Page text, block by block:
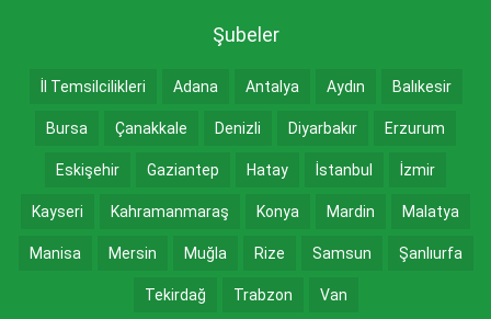
Şubeler
İl Temsilcilikleri Adana Antalya Aydın Balıkesir
Bursa Çanakkale Denizli Diyarbakır Erzurum
Eskişehir Gaziantep Hatay İstanbul İzmir
Kayseri Kahramanmaraş Konya Mardin Malatya
Manisa Mersin Muğla Rize Samsun Şanlıurfa
Tekirdağ Trabzon Van